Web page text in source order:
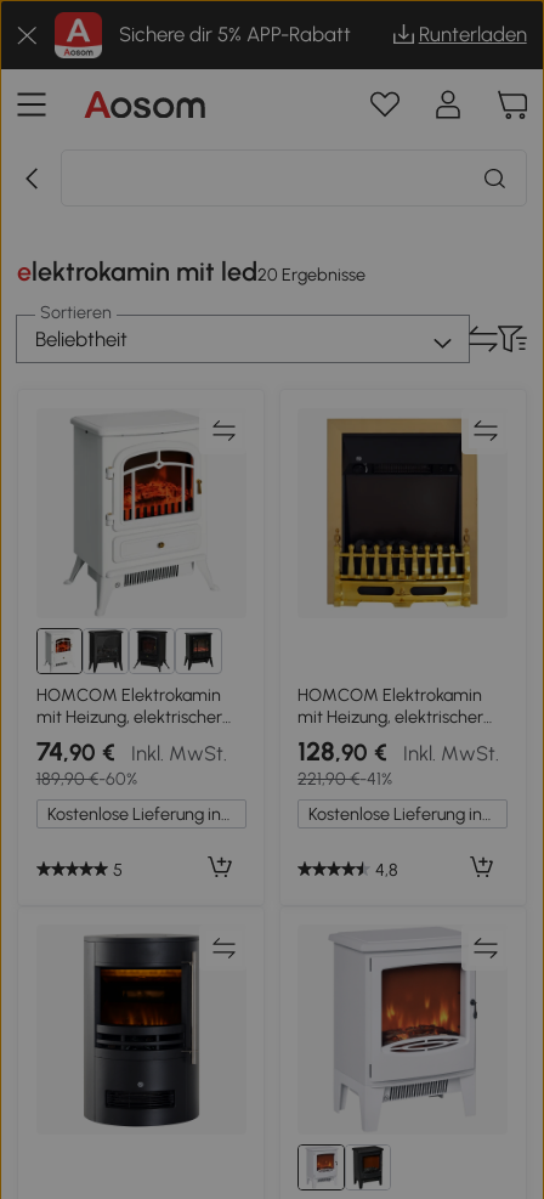
Sichere dir 5% APP-Rabatt Runterladen
elektrokamin mit led20 Ergebnisse
Sortieren
Beliebtheit
1+
HOMCOM Elektrokamin
mit Heizung, elektrischer
Kamin mit LED
Flammeneffekt,
950/1850W Dekokamin,
elektrisch Kaminfeuer mit
Überhitzungs-Schutz
74,90 € Inkl. MwSt.
189,90 €-60%
Kostenlose Lieferung innerhalb Deutschlands
5
HOMCOM Elektrokamin
mit Heizung, elektrischer
Kamin mit LED
Flammeneffekt,
1000/2000W Dekokamin,
elektrisch Kaminfeuer
Kaminofen, Gold
128,90 € Inkl. MwSt.
221,90 €-41%
Kostenlose Lieferung innerhalb Deutschlands
4,8